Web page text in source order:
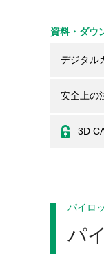
資料・ダウ
デジタル
安全上の
3D
パイロ
パ